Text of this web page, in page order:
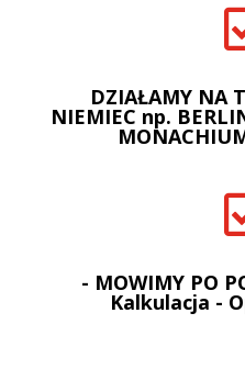
DZIAŁAMY NA
NIEMIEC np.
- MOWIMY PO
Kalkulacja -